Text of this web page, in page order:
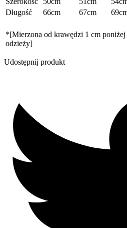
Długość
66cm 67cm
*[Mierzona od krawędzi 1 cm poniżej
odzieży]
Udostępnij produkt